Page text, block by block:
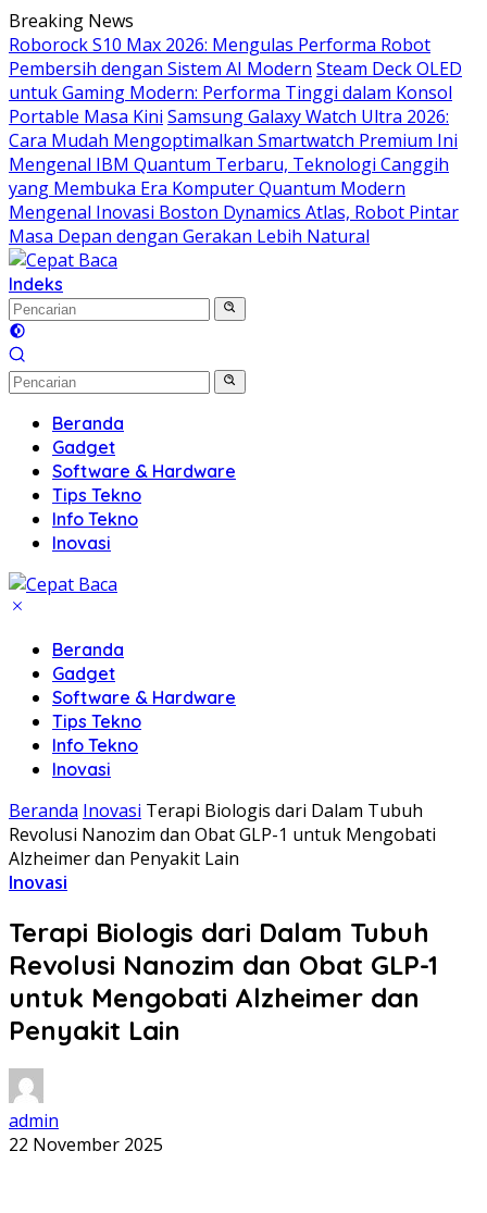
Langsung
ke
konten
Breaking News
Roborock S10 Max 2026: Mengulas Performa Robot
Pembersih dengan Sistem AI Modern Steam Deck OLED
untuk Gaming Modern: Performa Tinggi dalam Konsol
Portable Masa Kini Samsung Galaxy Watch Ultra 2026:
Cara Mudah Mengoptimalkan Smartwatch Premium Ini
Mengenal IBM Quantum Terbaru, Teknologi Canggih
yang Membuka Era Komputer Quantum Modern
Mengenal Inovasi Boston Dynamics Atlas, Robot Pintar
Masa Depan dengan Gerakan Lebih Natural
Indeks
Beranda
Gadget
Software & Hardware
Tips Tekno
Info Tekno
Inovasi
Beranda
Gadget
Software & Hardware
Tips Tekno
Info Tekno
Inovasi
Beranda Inovasi Terapi Biologis dari Dalam Tubuh
Revolusi Nanozim dan Obat GLP-1 untuk Mengobati
Alzheimer dan Penyakit Lain
Inovasi
Terapi Biologis dari Dalam Tubuh
Revolusi Nanozim dan Obat GLP-1
untuk Mengobati Alzheimer dan
Penyakit Lain
admin
22 November 2025